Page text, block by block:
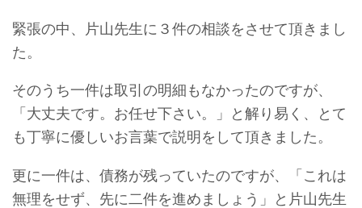
緊張の中、片山先生に３件の相談をさせて頂きまし
た。
そのうち一件は取引の明細もなかったのですが、
「大丈夫です。お任せ下さい。」と解り易く、とて
も丁寧に優しいお言葉で説明をして頂きました。
更に一件は、債務が残っていたのですが、「これは
無理をせず、先に二件を進めましょう」と片山先生